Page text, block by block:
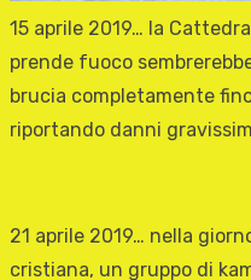
15 aprile 2019… la
prende fuoco
brucia completamente
riportando danni
21 aprile 2019… nella
cristiana, un gruppo di